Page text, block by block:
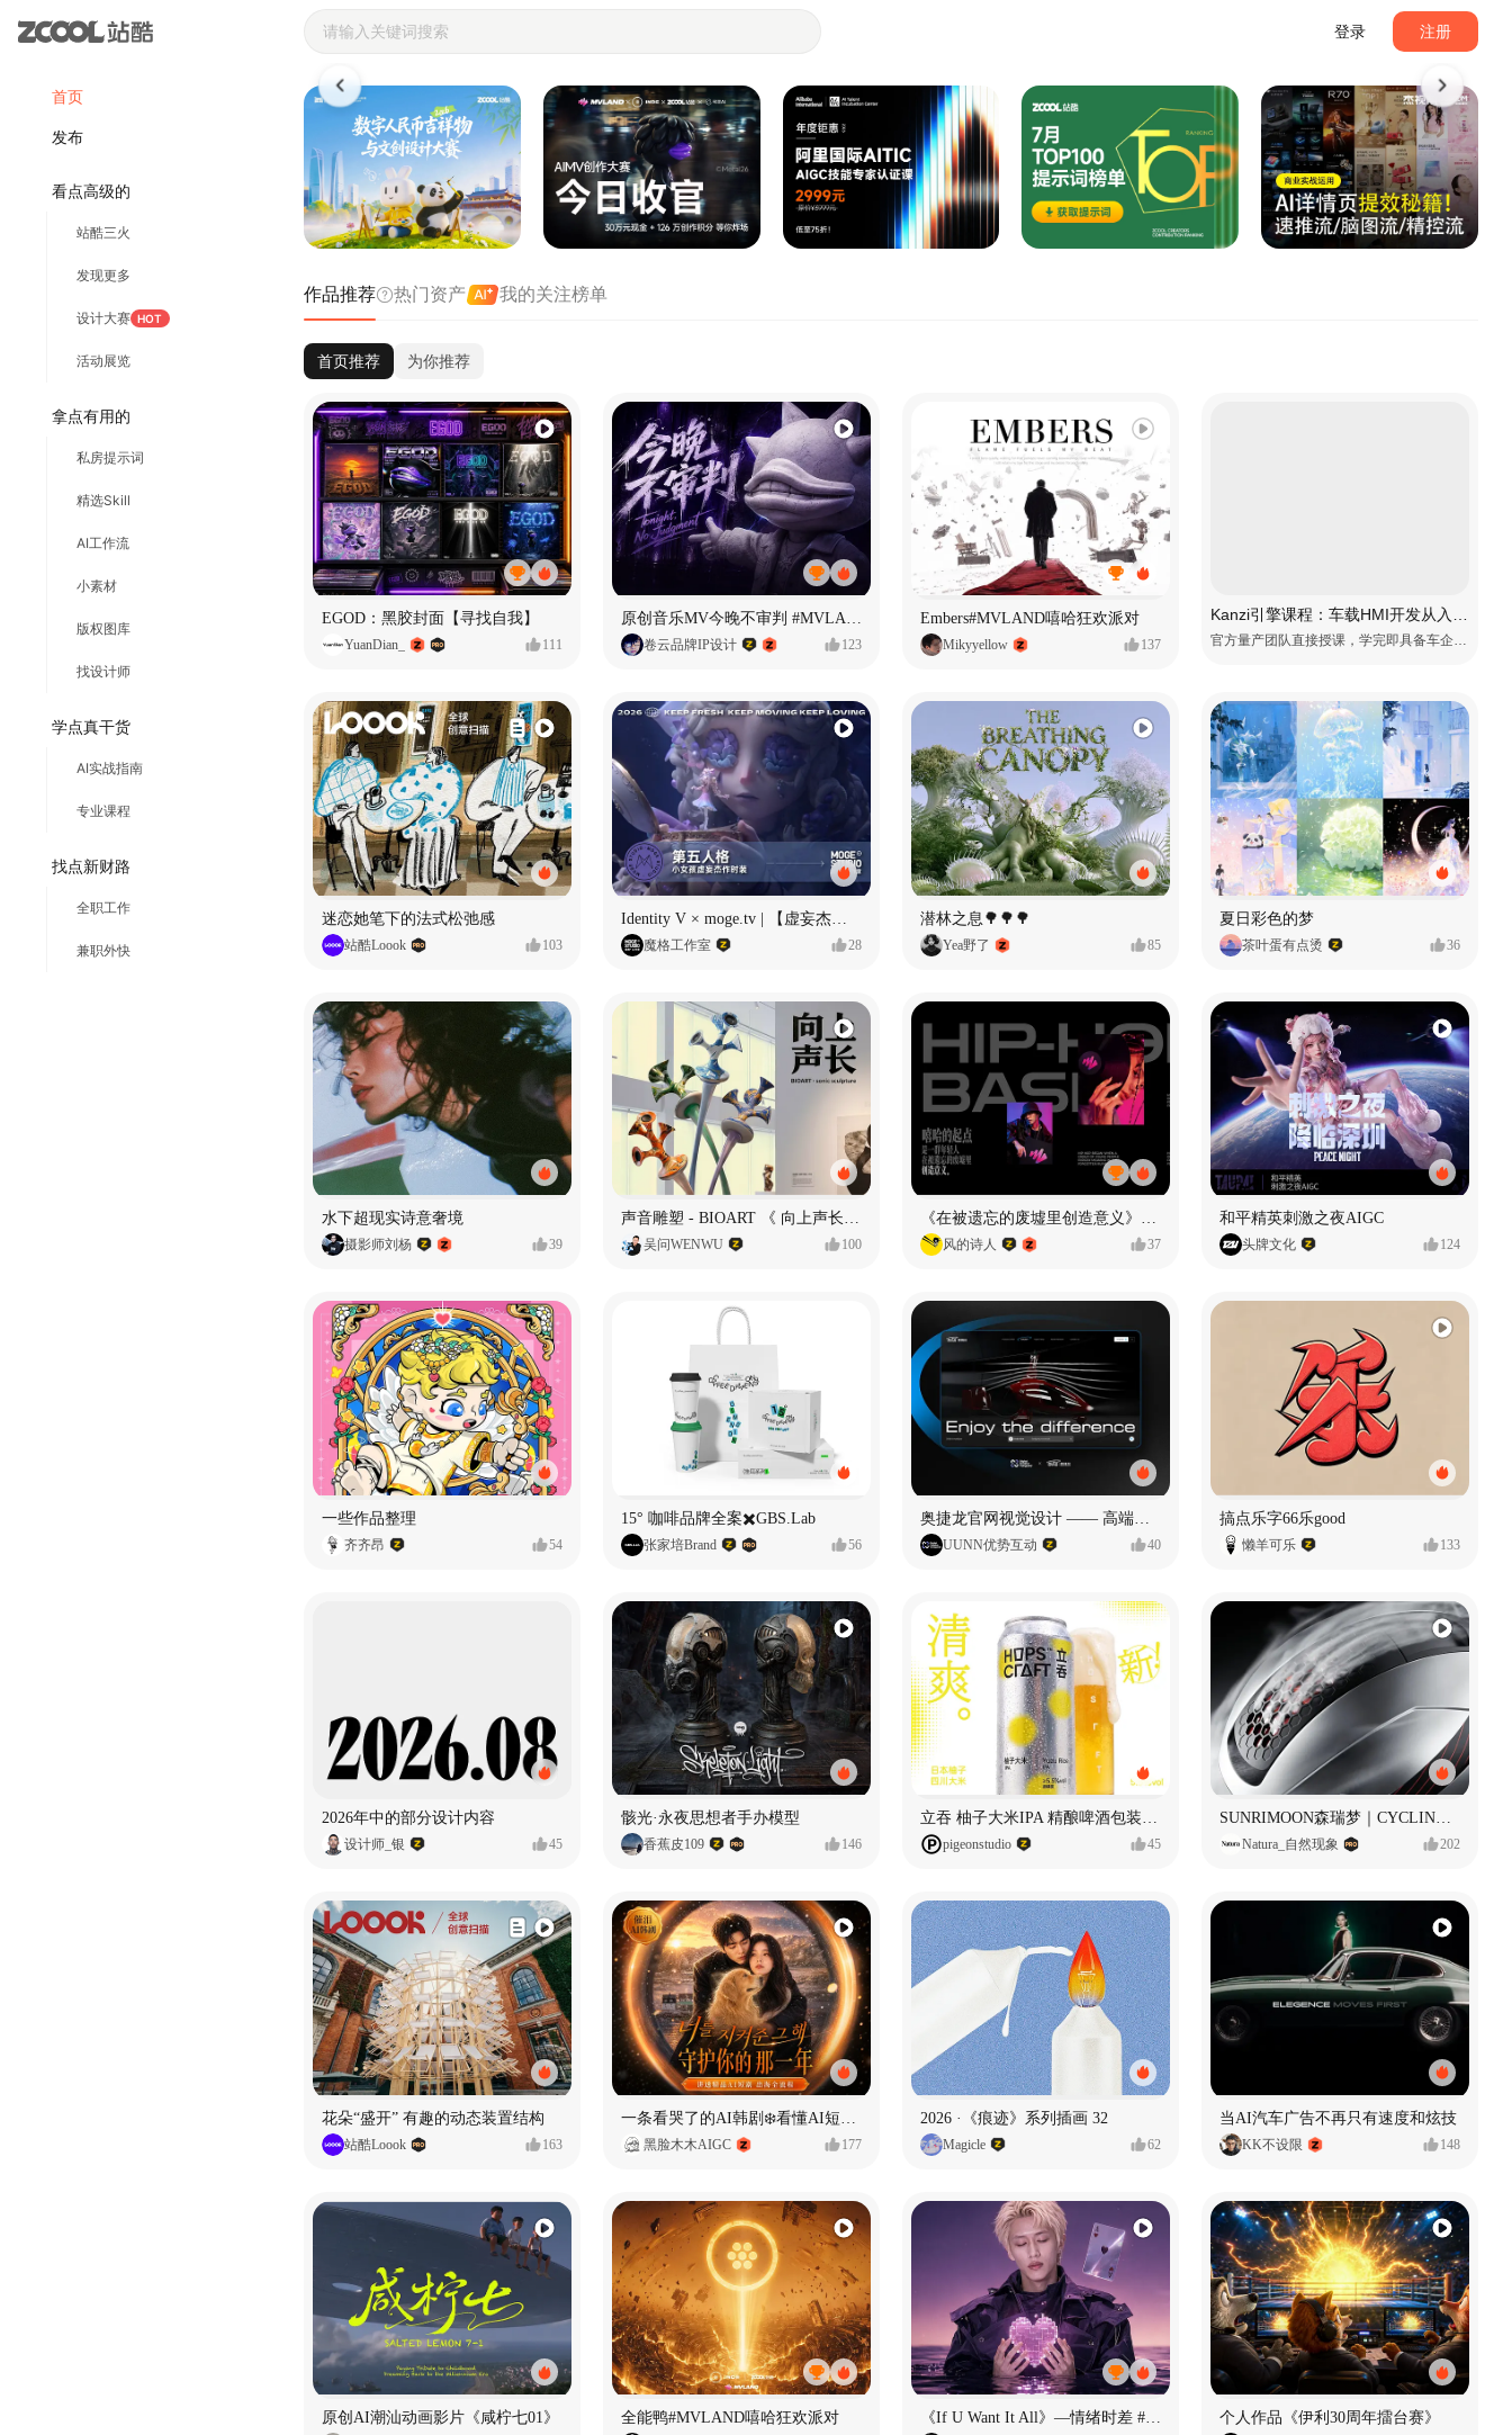
首页
发布
看点高级的
站酷三火
发现更多
设计大赛 HOT
活动展览
拿点有用的
私房提示词
精选Skill
AI工作流
小素材
版权图库
找设计师
学点真干货
AI实战指南
专业课程
找点新财路
全职工作
兼职外快
登录 注册
站酷ZCOOL - 设计师们都在站酷
作品推荐 热门资产 我的关注榜单
首页推荐 为你推荐
EGOD：黑胶封面【寻找自我】
YuanDian_ 111
原创音乐MV今晚不审判 #MVLAND嘻哈狂欢派对
卷云品牌IP设计 123
Embers#MVLAND嘻哈狂欢派对
Mikyyellow 137 官方量产团队直接授课，学完即具备车企项目上岗能力
迷恋她笔下的法式松弛感
站酷Loook 103 魔格工作室 28
潜林之息🌳🌳🌳
Yea野了 85
夏日彩色的梦
茶叶蛋有点烫 36
水下超现实诗意奢境
摄影师刘杨 39
声音雕塑 - BIOART 《 向上声长 》
吴问WENWU 100
《在被遗忘的废墟里创造意义》#MVLAND嘻哈狂欢派对
风的诗人 37
和平精英刺激之夜AIGC
头牌文化 124
一些作品整理
齐齐昂 54
15° 咖啡品牌全案✖️GBS.Lab
张家培Brand 56 UUNN优势互动 40
搞点乐字66乐good
懒羊可乐 133
2026年中的部分设计内容
设计师_银 45
骸光·永夜思想者手办模型
香蕉皮109 146
立吞 柚子大米IPA 精酿啤酒包装设计
pigeonstudio 45
SUNRIMOON森瑞梦｜CYCLING HELMET CG｜气动骑行头盔
Natura_自然现象 202
花朵“盛开” 有趣的动态装置结构
站酷Loook 163 黑脸木木AIGC 177
2026 ·《痕迹》系列插画 32
Magicle 62
当AI汽车广告不再只有速度和炫技
KK不设限 148
原创AI潮汕动画影片《咸柠七01》 全能鸭#MVLAND嘻哈狂欢派对 《If U Want It All》—情绪时差 #MVLAND嘻哈狂欢派对 个人作品《伊利30周年擂台赛》